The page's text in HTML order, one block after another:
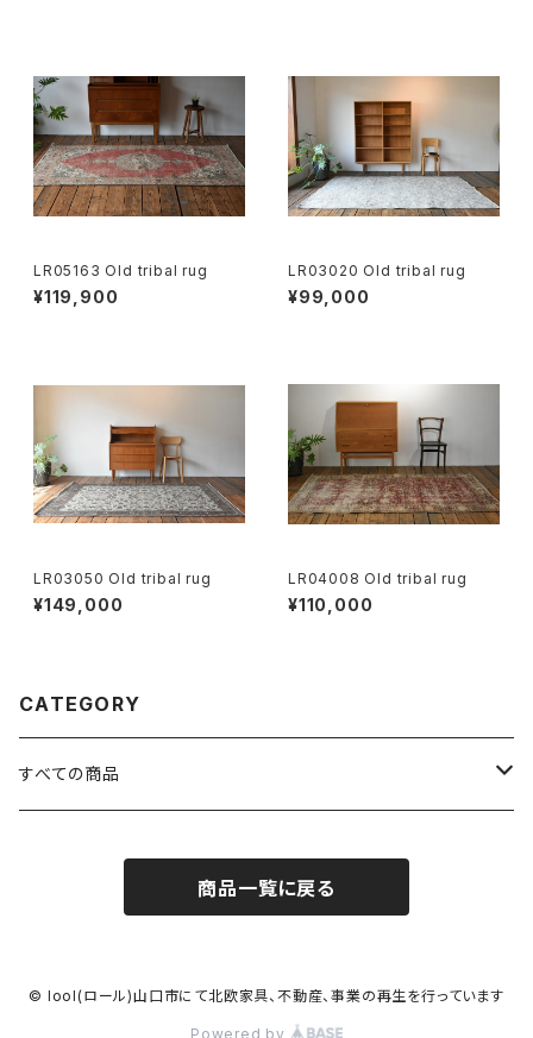
LR05163 Old tribal rug
¥119,900
LR03020 Old tribal rug
¥99,000
LR03050 Old tribal rug
¥149,000
LR04008 Old tribal rug
¥110,000
CATEGORY
すべての商品
OTHERS
商品一覧に戻る
© lool(ロール)山口市にて北欧家具、不動産、事業の再生を行っています
Powered by